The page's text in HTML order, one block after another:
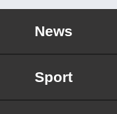
News
Sport